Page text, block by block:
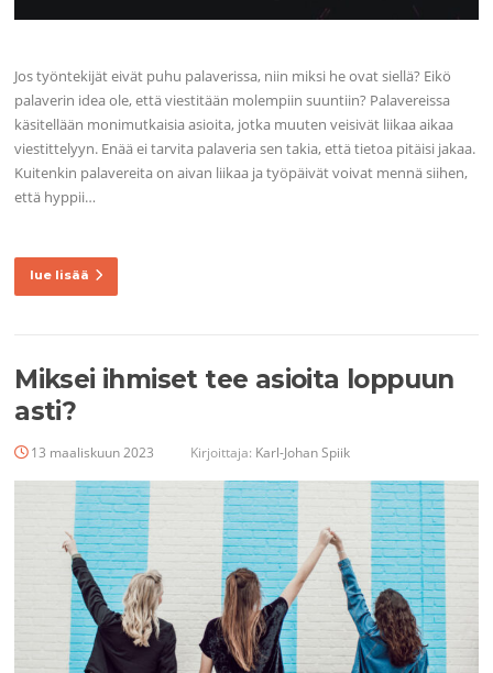
Jos työntekijät eivät puhu palaverissa, niin miksi he ovat siellä? Eikö
palaverin idea ole, että viestitään molempiin suuntiin? Palavereissa
käsitellään monimutkaisia asioita, jotka muuten veisivät liikaa aikaa
viestittelyyn. Enää ei tarvita palaveria sen takia, että tietoa pitäisi jakaa.
Kuitenkin palavereita on aivan liikaa ja työpäivät voivat mennä siihen,
että hyppii…
lue lisää
Miksei ihmiset tee asioita loppuun
asti?
13 maaliskuun 2023 Kirjoittaja: Karl-Johan Spiik